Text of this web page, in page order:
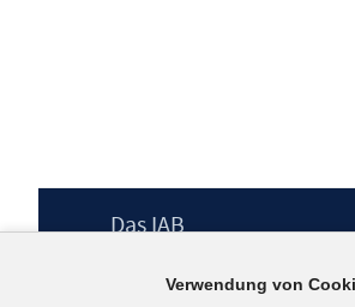
Footer
Das IAB
Berufsforschung (IAB) –
Verwendung von